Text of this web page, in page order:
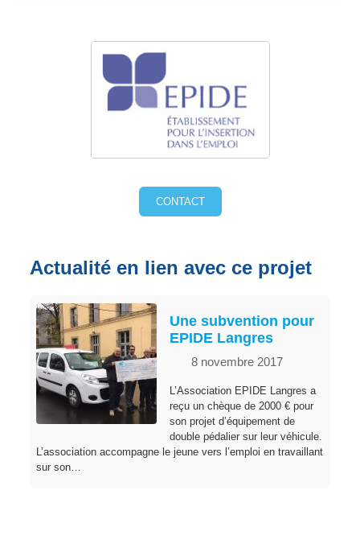
CONTACT
Actualité en lien avec ce projet
Une subvention pour
EPIDE Langres
8 novembre 2017
L’Association EPIDE Langres a
reçu un chèque de 2000 € pour
son projet d’équipement de
double pédalier sur leur véhicule.
L’association accompagne le jeune vers l’emploi en travaillant
sur son…